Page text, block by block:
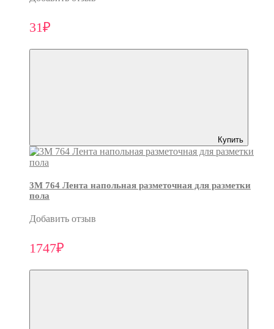
31₽
Купить
3M 764 Лента напольная разметочная для разметки
пола
Добавить отзыв
1747₽